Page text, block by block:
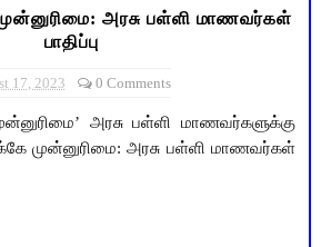
அரசு பள்ளி மாணவர்கள்
பாதிப்பு
17, 2023 0 Comments
அரசு பள்ளி மாணவர்களுக்கு
முன்னுரிமை: அரசு பள்ளி மாணவர்கள்